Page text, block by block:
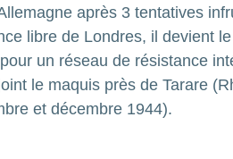
après 3 tentatives
libre de Londres, il devient
un réseau de résistance
le maquis près de Tarare
et décembre 1944).